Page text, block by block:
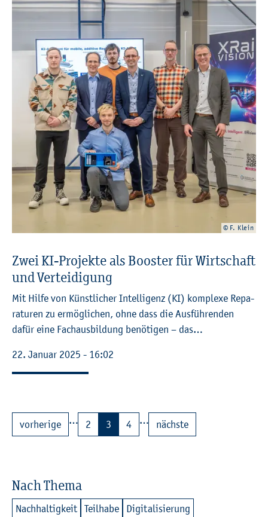
© F. Klein
Zwei KI-Pro­jek­te als Boos­ter für Wirt­schaft
und Ver­tei­di­gung
Mit Hilfe von Künst­li­cher In­tel­li­genz (KI) kom­ple­xe Re­pa­
ra­tu­ren zu er­mög­li­chen, ohne dass die Aus­füh­ren­den
dafür eine Fach­aus­bil­dung be­nö­ti­gen – das…
22. Ja­nu­ar 2025 - 16:02
vor­he­ri­ge … 2 3 4 … nächs­te
Nach Thema
Nach­hal­tig­keit Teil­ha­be
Di­gi­ta­li­sie­rung